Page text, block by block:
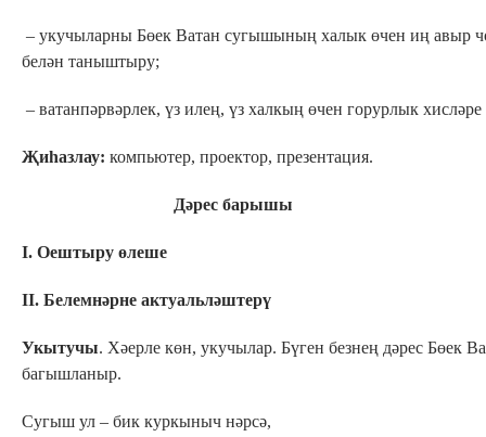
– укучыларны Бөек Ватан сугышының халык өчен иң авыр
белән таныштыру;
– ватанпәрвәрлек, үз илең, үз халкың өчен горурлык хисләре
Җиһазлау: компьютер, проектор, презентация.
Дәрес барышы
I. Оештыру өлеше
II. Белемнәрне актуальләштерү
Укытучы. Хәерле көн, укучылар. Бүген безнең дәрес Бөек
багышланыр.
Сугыш ул – бик куркыныч нәрсә,